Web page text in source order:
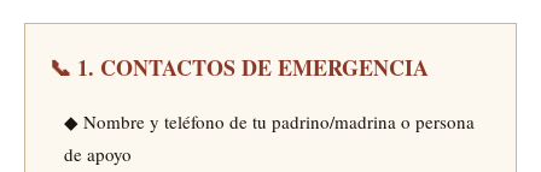
📞 1. CONTACTOS DE EMERGENCIA
◆ Nombre y teléfono de tu padrino/madrina o persona
de apoyo